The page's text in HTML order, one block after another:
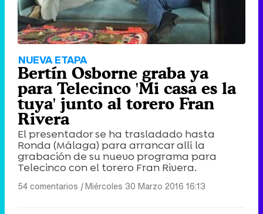
NUEVA ETAPA
Bertín Osborne graba ya
para Telecinco 'Mi casa es la
tuya' junto al torero Fran
Rivera
El presentador se ha trasladado hasta
Ronda (Málaga) para arrancar allí la
grabación de su nuevo programa para
Telecinco con el torero Fran Rivera.
54 comentarios |Miércoles 30 Marzo 2016 16:13